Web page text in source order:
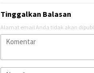
Tinggalkan Balasan
Alamat email Anda tidak akan